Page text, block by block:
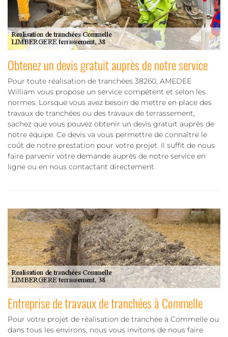
Obtenez un devis gratuit auprès de notre service
Pour toute réalisation de tranchées 38260, AMEDEE
William vous propose un service compétent et selon les
normes. Lorsque vous avez besoin de mettre en place des
travaux de tranchées ou des travaux de terrassement,
sachez que vous pouvez obtenir un devis gratuit auprès de
notre équipe. Ce devis va vous permettre de connaître le
coût de notre prestation pour votre projet. Il suffit de nous
faire parvenir votre demande auprès de notre service en
ligne ou en nous contactant directement.
Entreprise de travaux de tranchées à Commelle
Pour votre projet de réalisation de tranchée à Commelle ou
dans tous les environs, nous vous invitons de nous faire